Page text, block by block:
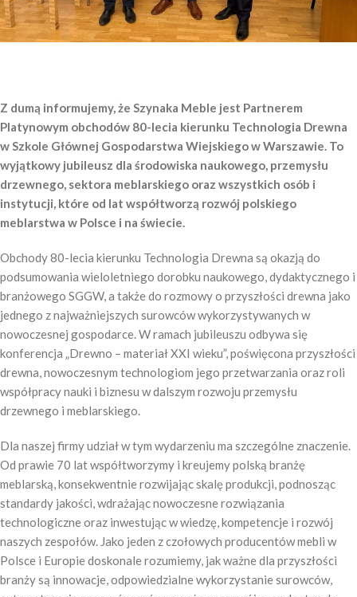
Z dumą informujemy, że Szynaka Meble jest Partnerem
Platynowym obchodów 80-lecia kierunku Technologia Drewna
w Szkole Głównej Gospodarstwa Wiejskiego w Warszawie. To
wyjątkowy jubileusz dla środowiska naukowego, przemysłu
drzewnego, sektora meblarskiego oraz wszystkich osób i
instytucji, które od lat współtworzą rozwój polskiego
meblarstwa w Polsce i na świecie.
Obchody 80-lecia kierunku Technologia Drewna są okazją do
podsumowania wieloletniego dorobku naukowego, dydaktycznego i
branżowego SGGW, a także do rozmowy o przyszłości drewna jako
jednego z najważniejszych surowców wykorzystywanych w
nowoczesnej gospodarce. W ramach jubileuszu odbywa się
konferencja „Drewno – materiał XXI wieku”, poświęcona przyszłości
drewna, nowoczesnym technologiom jego przetwarzania oraz roli
współpracy nauki i biznesu w dalszym rozwoju przemysłu
drzewnego i meblarskiego.
Dla naszej firmy udział w tym wydarzeniu ma szczególne znaczenie.
Od prawie 70 lat współtworzymy i kreujemy polską branżę
meblarską, konsekwentnie rozwijając skalę produkcji, podnosząc
standardy jakości, wdrażając nowoczesne rozwiązania
technologiczne oraz inwestując w wiedzę, kompetencje i rozwój
naszych zespołów. Jako jeden z czołowych producentów mebli w
Polsce i Europie doskonale rozumiemy, jak ważne dla przyszłości
branży są innowacje, odpowiedzialne wykorzystanie surowców,